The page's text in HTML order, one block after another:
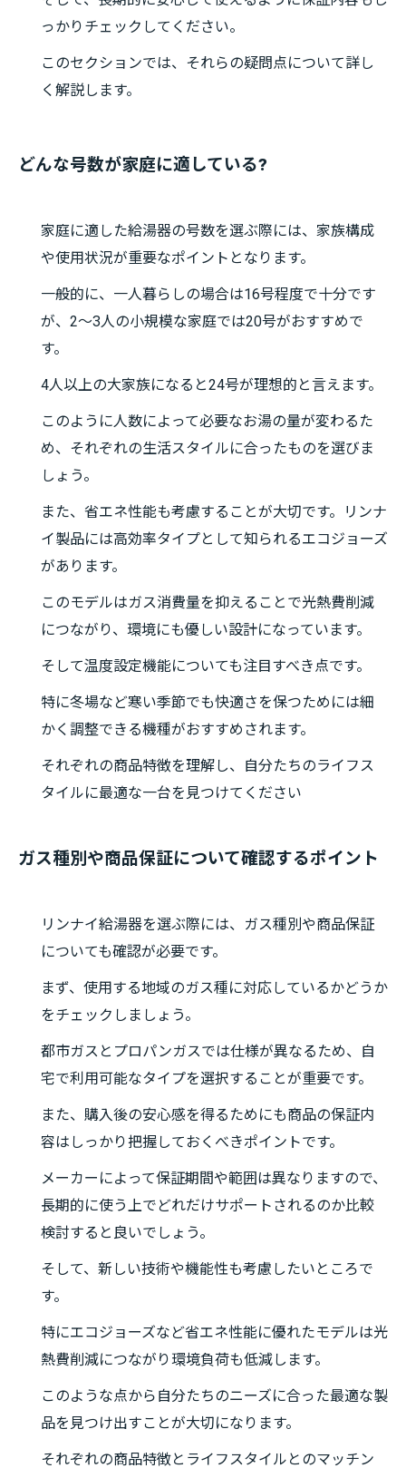
っかりチェックしてください。
このセクションでは、それらの疑問点について詳し
く解説します。
どんな号数が家庭に適している?
家庭に適した給湯器の号数を選ぶ際には、家族構成
や使用状況が重要なポイントとなります。
一般的に、一人暮らしの場合は16号程度で十分です
が、2〜3人の小規模な家庭では20号がおすすめで
す。
4人以上の大家族になると24号が理想的と言えます。
このように人数によって必要なお湯の量が変わるた
め、それぞれの生活スタイルに合ったものを選びま
しょう。
また、省エネ性能も考慮することが大切です。リンナ
イ製品には高効率タイプとして知られるエコジョーズ
があります。
このモデルはガス消費量を抑えることで光熱費削減
につながり、環境にも優しい設計になっています。
そして温度設定機能についても注目すべき点です。
特に冬場など寒い季節でも快適さを保つためには細
かく調整できる機種がおすすめされます。
それぞれの商品特徴を理解し、自分たちのライフス
タイルに最適な一台を見つけてください
ガス種別や商品保証について確認するポイント
リンナイ給湯器を選ぶ際には、ガス種別や商品保証
についても確認が必要です。
まず、使用する地域のガス種に対応しているかどうか
をチェックしましょう。
都市ガスとプロパンガスでは仕様が異なるため、自
宅で利用可能なタイプを選択することが重要です。
また、購入後の安心感を得るためにも商品の保証内
容はしっかり把握しておくべきポイントです。
メーカーによって保証期間や範囲は異なりますので、
長期的に使う上でどれだけサポートされるのか比較
検討すると良いでしょう。
そして、新しい技術や機能性も考慮したいところで
す。
特にエコジョーズなど省エネ性能に優れたモデルは光
熱費削減につながり環境負荷も低減します。
このような点から自分たちのニーズに合った最適な製
品を見つけ出すことが大切になります。
それぞれの商品特徴とライフスタイルとのマッチン